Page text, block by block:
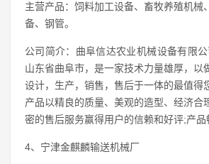
主营产品：饲料加工设备、畜牧养殖机械
备、钢管。
公司简介：曲阜信达农业机械设备有限
山东省曲阜市，是一家技术力量雄厚，以
设计，生产，销售，售后于一体的最值得
产品以精良的质量、美观的造型、经济合
密的售后服务赢得用户的信赖和好评;产品
4、宁津金麒麟输送机械厂